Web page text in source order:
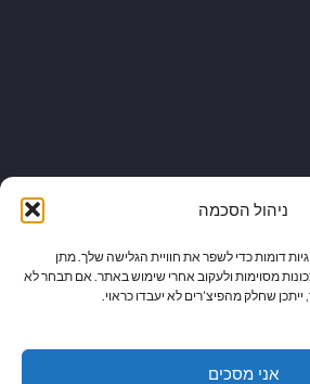
ניהול הסכמה
דומות כדי לשפר את חוויית הגלישה שלך. מתן
מסוימות ולעקוב אחרי שימוש באתר. אם תבחר לא
שחלק מהפיצ’רים לא יעבדו כראוי.
אני מסכים